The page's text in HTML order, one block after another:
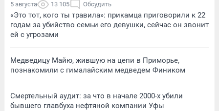
5 августа 13 105 Обсудить
«Это тот, кого ты травила»: прикамца приговорили к 22
годам за убийство семьи его девушки, сейчас он звонит
ей с угрозами
Медведицу Майю, жившую на цепи в Приморье,
познакомили с гималайским медведем Фиником
Смертельный аудит: за что в начале 2000-х убили
бывшего главбуха нефтяной компании Уфы